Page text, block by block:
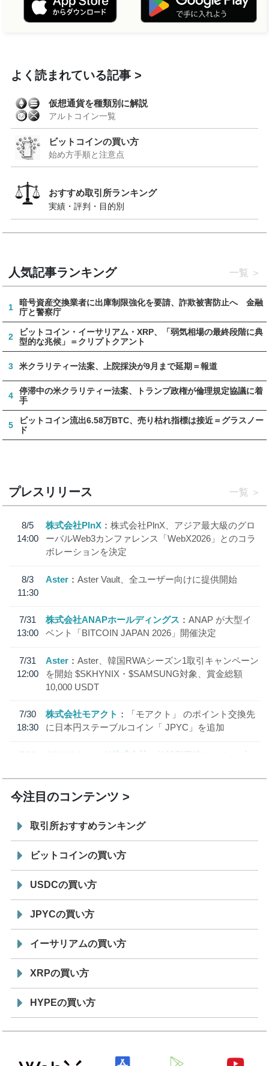
よく読まれている記事
仮想通貨を種類別に解説
アルトコイン一覧
ビットコインの買い方
始め方手順と注意点
おすすめ取引所ランキング
実績・評判・目的別
人気記事ランキング 一覧
1
暗号資産交換業者に出庫制限強化を要請、詐欺被害防止へ 金融
庁と警察庁
2
ビットコイン・イーサリアム・XRP、「弱気相場の最終段階に典
型的な兆候」＝クリプトクアント
3 米クラリティー法案、上院採決が9月まで延期＝報道
4
停滞中の米クラリティー法案、トランプ政権が倫理規定協議に着
手
5
ビットコイン流出6.58万BTC、売り枯れ指標は接近＝グラスノー
ド
プレスリリース 一覧
8/5
14:00
株式会社PlnX
株式会社PlnX、アジア最大級のグロ
ーバルWeb3カンファレンス「WebX2026」とのコラ
ボレーションを決定
8/3
11:30
Aster Aster Vault、全ユーザー向けに提供開始
7/31
13:00
株式会社ANAPホールディングス
ANAP が大型イ
ベント「BITCOIN JAPAN 2026」開催決定
7/31
12:00
Aster
Aster、韓国RWAシーズン1取引キャンペーン
を開始 $SKHYNIX・$SAMSUNG対象、賞金総額
10,000 USDT
7/30
18:30
株式会社モアクト
「モアクト」 のポイント交換先
に日本円ステーブルコイン「 JPYC」を追加
7/29
SBI VCトレード株式会社
信託型円建てステーブル
今注目のコンテンツ
取引所おすすめランキング
ビットコインの買い方
USDCの買い方
JPYCの買い方
イーサリアムの買い方
XRPの買い方
HYPEの買い方